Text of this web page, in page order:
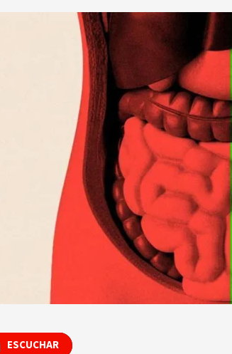
ESCUCHAR
ESCUCHAR